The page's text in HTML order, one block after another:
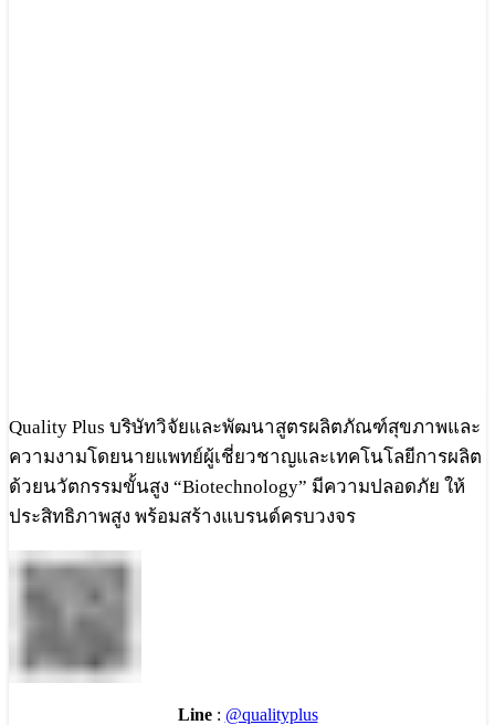
Quality Plus บริษัทวิจัยและพัฒนาสูตรผลิตภัณฑ์สุขภาพและ
ความงามโดยนายแพทย์ผู้เชี่ยวชาญและเทคโนโลยีการผลิต
ด้วยนวัตกรรมขั้นสูง “Biotechnology” มีความปลอดภัย ให้
ประสิทธิภาพสูง พร้อมสร้างแบรนด์ครบวงจร
Line: @qualityplus